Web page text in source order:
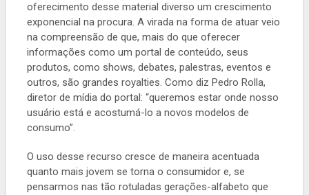
oferecimento desse material diverso um crescimento
exponencial na procura. A virada na forma de atuar veio
na compreensão de que, mais do que oferecer
informações como um portal de conteúdo, seus
produtos, como shows, debates, palestras, eventos e
outros, são grandes royalties. Como diz Pedro Rolla,
diretor de mídia do portal: “queremos estar onde nosso
usuário está e acostumá-lo a novos modelos de
consumo”.
O uso desse recurso cresce de maneira acentuada
quanto mais jovem se torna o consumidor e, se
pensarmos nas tão rotuladas gerações-alfabeto que